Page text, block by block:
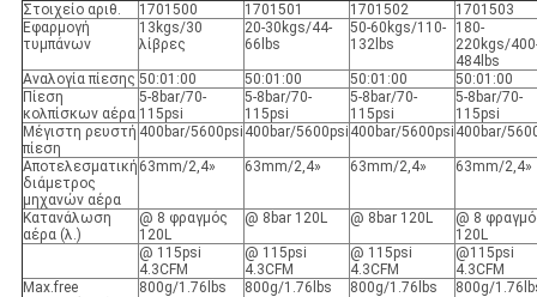
Στοιχείο αριθ. 1701500 1701501 1701502
1701503
Εφαρμογή
τυμπάνων
13kgs/30
λίβρες
20-30kgs/44-
66lbs
50-60kgs/110-
132lbs
180-
220kgs/
484lbs
Αναλογία πίεσης 50:01:00 50:01:00 50:01:00
50:01:00
Πίεση
κολπίσκων αέρα
5-8bar/70-
115psi
5-8bar/70-
115psi
5-8bar/70-
115psi
5-8bar/70-
115psi
Μέγιστη ρευστή
πίεση
400bar/5600psi 400bar/5600psi 400bar/5600psi 400bar/
Αποτελεσματική
διάμετρος
μηχανών αέρα
63mm/2,4» 63mm/2,4» 63mm/2,4» 63mm/2,4»
Κατανάλωση
αέρα (λ.)
@ 8 φραγμός
120L
@ 8bar 120L @ 8bar 120L
@ 8
120L
@ 115psi
4.3CFM
@ 115psi
4.3CFM
@ 115psi
4.3CFM
@115psi
4.3CFM
Max.free
800g/1.76lbs 800g/1.76lbs 800g/1.76lbs 800g/